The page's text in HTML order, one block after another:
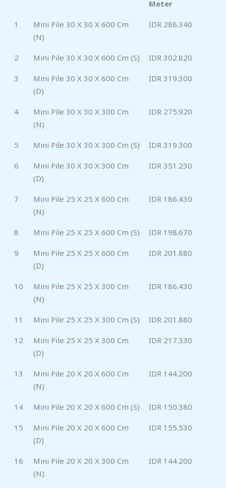
Meter
1
Mini Pile 30 X 30 X 600 Cm
(N)
IDR 286.340
2 Mini Pile 30 X 30 X 600 Cm (S) IDR 302.820
3
Mini Pile 30 X 30 X 600 Cm
(D)
IDR 319.300
4
Mini Pile 30 X 30 X 300 Cm
(N)
IDR 275.920
5 Mini Pile 30 X 30 X 300 Cm (S) IDR 319.300
6
Mini Pile 30 X 30 X 300 Cm
(D)
IDR 351.230
7
Mini Pile 25 X 25 X 600 Cm
(N)
IDR 186.430
8 Mini Pile 25 X 25 X 600 Cm (S) IDR 198.670
9
Mini Pile 25 X 25 X 600 Cm
(D)
IDR 201.880
10
Mini Pile 25 X 25 X 300 Cm
(N)
IDR 186.430
11 Mini Pile 25 X 25 X 300 Cm (S) IDR 201.880
12
Mini Pile 25 X 25 X 300 Cm
(D)
IDR 217.330
13
Mini Pile 20 X 20 X 600 Cm
(N)
IDR 144.200
14 Mini Pile 20 X 20 X 600 Cm (S) IDR 150.380
15
Mini Pile 20 X 20 X 600 Cm
(D)
IDR 155.530
16
Mini Pile 20 X 20 X 300 Cm
(N)
IDR 144.200